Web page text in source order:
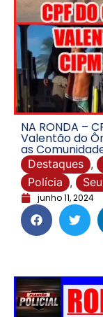
NA RONDA –
Valentão do
as
Destaques ,
Polícia ,
junho 11, 2024